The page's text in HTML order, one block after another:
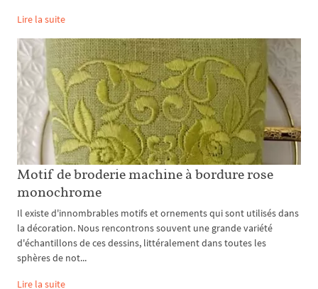
Lire la suite
Motif de broderie machine à bordure rose
monochrome
Il existe d'innombrables motifs et ornements qui sont utilisés dans
la décoration. Nous rencontrons souvent une grande variété
d'échantillons de ces dessins, littéralement dans toutes les
sphères de not...
Lire la suite